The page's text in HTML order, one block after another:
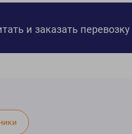
и заказать перевозку